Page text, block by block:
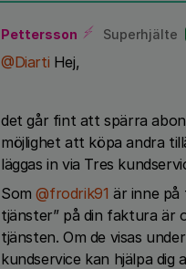
Pettersson Superhjälte
@Diarti Hej,
det går fint att spärra
möjlighet att köpa andra
läggas in via Tres
Som@frodrik91 är inne på
tjänster” på din faktura är
tjänsten. Om de visas
kundservice kan hjälpa dig